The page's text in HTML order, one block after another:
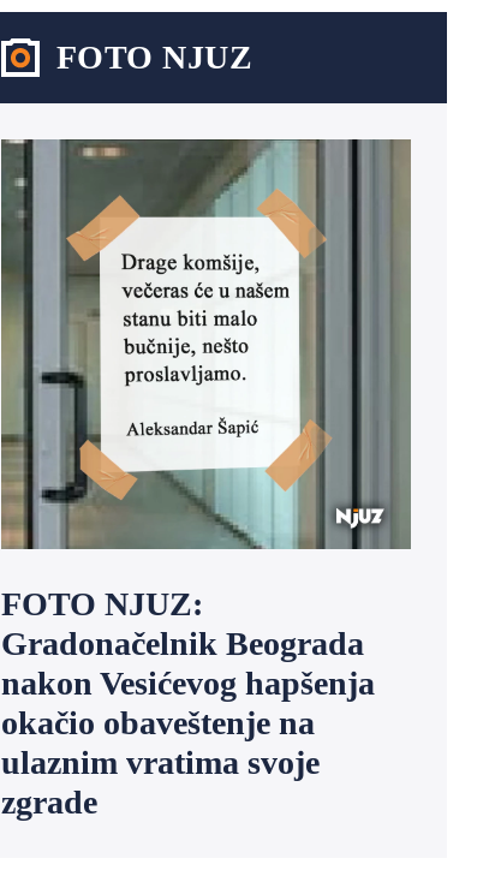
FOTO NJUZ
FOTO NJUZ:
Gradonačelnik Beograda
nakon Vesićevog hapšenja
okačio obaveštenje na
ulaznim vratima svoje
zgrade